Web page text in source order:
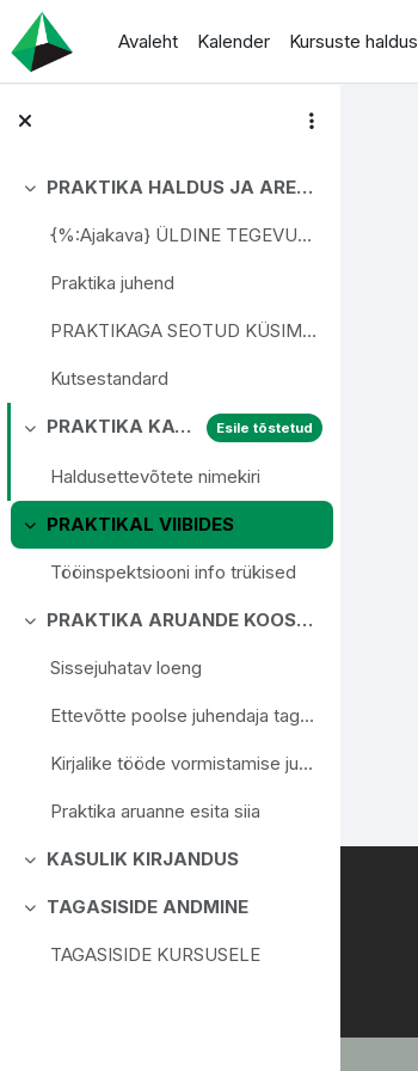
Jäta vahele peasisuni
Avaleht
Kalender Kursuste haldus
Ahenda PRAKTIKA HALDUS JA ARENDUSETTEVÕTTES
{%:Ajakava} ÜLDINE TEGEVUSKAVA AJALINE JAOTUS Siss...
Praktika juhend
PRAKTIKAGA SEOTUD KÜSIMUSED JA VASTUSED
Kutsestandard
Ahenda
PRAKTIKA KAVANDAMINE Esile tõstetud
Haldusettevõtete nimekiri
Ahenda
PRAKTIKAL VIIBIDES
Tööinspektsiooni info trükised
Ahenda PRAKTIKA ARUANDE KOOSTAMINE
Sissejuhatav loeng
Ettevõtte poolse juhendaja tagasisideleht
Kirjalike tööde vormistamise juhend
Praktika aruanne esita siia
Ahenda
KASULIK KIRJANDUS
Ahenda
TAGASISIDE ANDMINE
TAGASISIDE KURSUSELE